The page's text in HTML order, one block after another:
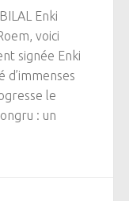
Enki
voici
signée Enki
d’immenses
le
: un